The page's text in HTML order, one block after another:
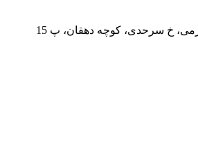
خ سرحدی، کوچه دهقان، پ 15